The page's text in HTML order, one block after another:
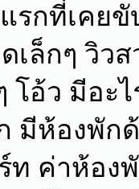
รกที่เคย
เล็กๆ วิว
โอ้ว มีอ
มีห้องพัก
ท ค่าห้อง